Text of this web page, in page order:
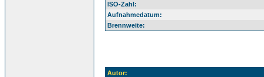
ISO-Zahl:
Aufnahmedatum:
Brennweite:
Autor: